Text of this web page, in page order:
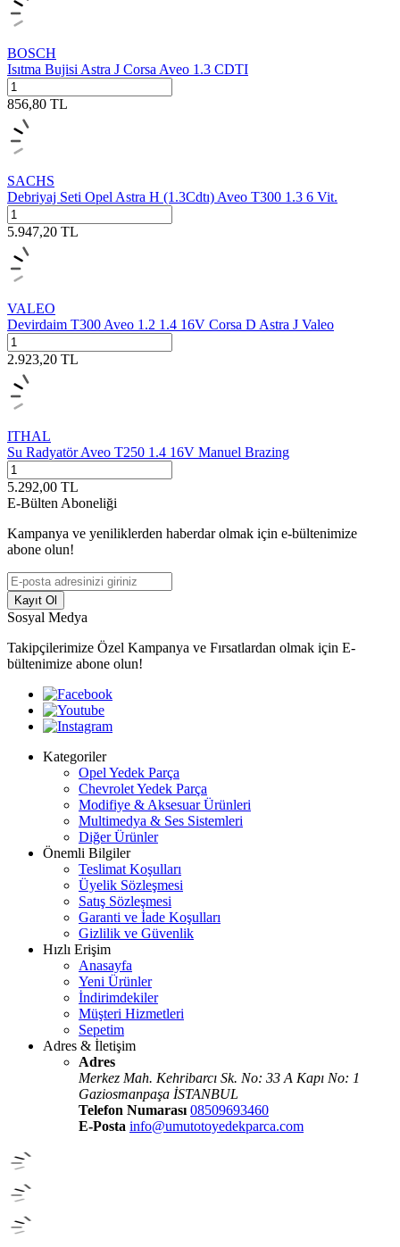
BOSCH
Isıtma Bujisi Astra J Corsa Aveo 1.3 CDTI
856,80 TL
SACHS
Debriyaj Seti Opel Astra H (1.3Cdtı) Aveo T300 1.3 6 Vit.
5.947,20 TL
VALEO
Devirdaim T300 Aveo 1.2 1.4 16V Corsa D Astra J Valeo
2.923,20 TL
ITHAL
Su Radyatör Aveo T250 1.4 16V Manuel Brazing
5.292,00 TL
E-Bülten Aboneliği
Kampanya ve yeniliklerden haberdar olmak için e-bültenimize
abone olun!
Kayıt Ol
Sosyal Medya
Takipçilerimize Özel Kampanya ve Fırsatlardan olmak için E-
bültenimize abone olun!
Kategoriler
Opel Yedek Parça
Chevrolet Yedek Parça
Modifiye & Aksesuar Ürünleri
Multimedya & Ses Sistemleri
Diğer Ürünler
Önemli Bilgiler
Teslimat Koşulları
Üyelik Sözleşmesi
Satış Sözleşmesi
Garanti ve İade Koşulları
Gizlilik ve Güvenlik
Hızlı Erişim
Anasayfa
Yeni Ürünler
İndirimdekiler
Müşteri Hizmetleri
Sepetim
Adres & İletişim
Adres
Merkez Mah. Kehribarcı Sk. No: 33 A Kapı No: 1
Gaziosmanpaşa İSTANBUL
Telefon Numarası 08509693460
E-Posta info@umutotoyedekparca.com